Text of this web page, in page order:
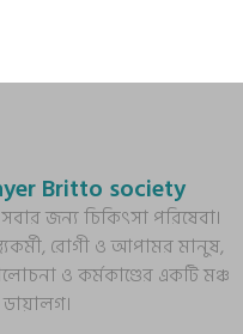
Britto society
জন্য চিকিৎসা পরিষেবা।
রোগী ও আপামর মানুষ,
ও কর্মকাণ্ডের একটি মঞ্চ